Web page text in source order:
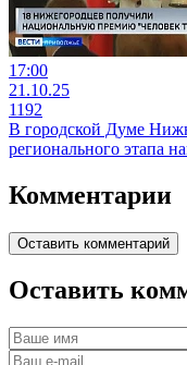
17:00
21.10.25
1192
В городской Думе
регионального этапа
Комментарии
Оставить комментарий
Оставить